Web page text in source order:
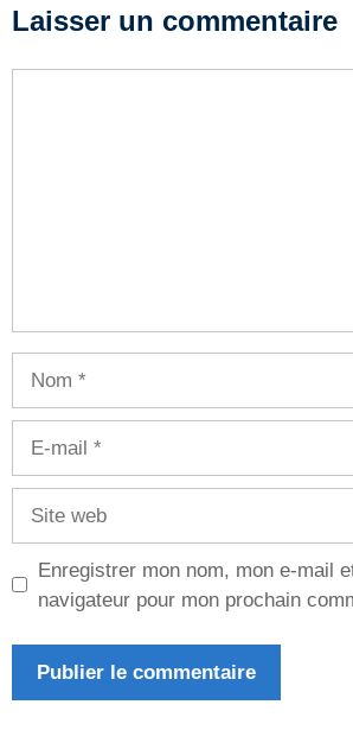
Laisser un commentaire
Enregistrer mon nom, mon e-mail
navigateur pour mon prochain